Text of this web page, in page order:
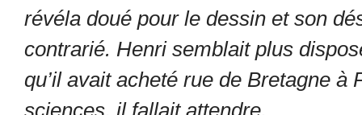
révéla doué pour le dessin et son
contrarié. Henri semblait plus
qu’il avait acheté rue de Bretagne à
sciences, il fallait attendre.